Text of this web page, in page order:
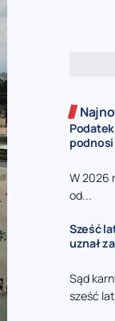
W 2026
od...
Sześć
uznał
Sąd
sześć